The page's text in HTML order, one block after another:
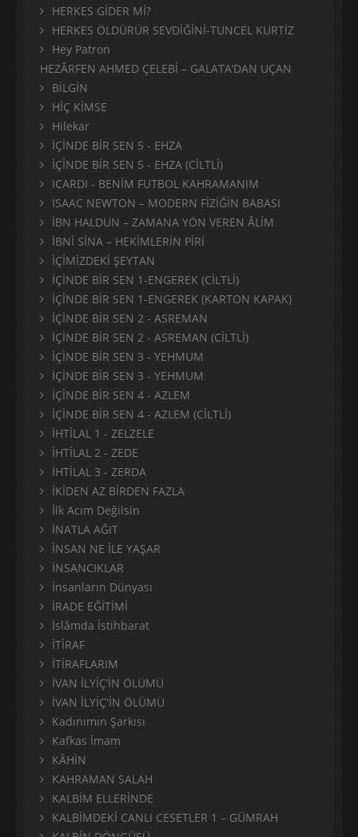
HERKES GİDER Mİ?
HERKES ÖLDÜRÜR SEVDİĞİNİ-TUNCEL KURTİZ
Hey Patron
HEZÂRFEN AHMED ÇELEBİ – GALATA’DAN UÇAN
BİLGİN
HİÇ KİMSE
Hilekar
İÇİNDE BİR SEN 5 - EHZA
İÇİNDE BİR SEN 5 - EHZA (CİLTLİ)
ICARDI - BENİM FUTBOL KAHRAMANIM
ISAAC NEWTON – MODERN FİZİĞİN BABASI
İBN HALDUN – ZAMANA YÖN VEREN ÂLİM
İBNİ SİNA – HEKİMLERİN PİRİ
İÇİMİZDEKİ ŞEYTAN
İÇİNDE BİR SEN 1-ENGEREK (CİLTLİ)
İÇİNDE BİR SEN 1-ENGEREK (KARTON KAPAK)
İÇİNDE BİR SEN 2 - ASREMAN
İÇİNDE BİR SEN 2 - ASREMAN (CİLTLİ)
İÇİNDE BİR SEN 3 - YEHMUM
İÇİNDE BİR SEN 3 - YEHMUM
İÇİNDE BİR SEN 4 - AZLEM
İÇİNDE BİR SEN 4 - AZLEM (CİLTLİ)
İHTİLAL 1 - ZELZELE
İHTİLAL 2 - ZEDE
İHTİLAL 3 - ZERDA
İKİDEN AZ BİRDEN FAZLA
İlk Acım Değilsin
İNATLA AĞIT
İNSAN NE İLE YAŞAR
İNSANCIKLAR
İnsanların Dünyası
İRADE EĞİTİMİ
İslâmda İstihbarat
İTİRAF
İTİRAFLARIM
İVAN İLYİÇ’İN ÖLÜMÜ
İVAN İLYİÇ'İN ÖLÜMÜ
Kadınımın Şarkısı
Kafkas İmam
KÂHİN
KAHRAMAN SALAH
KALBİM ELLERİNDE
KALBİMDEKİ CANLI CESETLER 1 – GÜMRAH